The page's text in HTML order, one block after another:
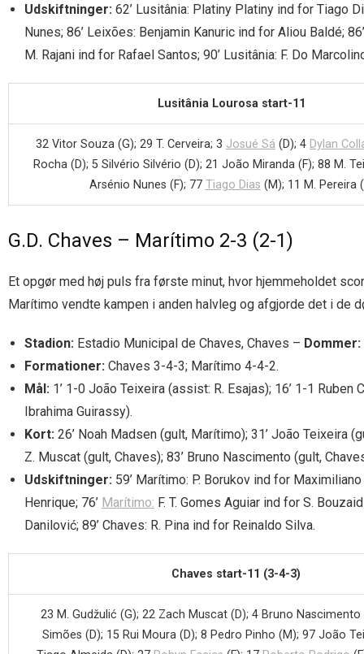
Udskiftninger: 62’ Lusitânia: Platiny Platiny ind for Tiago
Nunes; 86’ Leixões: Benjamin Kanuric ind for Aliou Baldé;
M. Rajani ind for Rafael Santos; 90’ Lusitânia: F. Do
Lusitânia Lourosa start-11
32 Vitor Souza (G); 29 T. Cerveira; 3 Josué Sá (D); 4 Dylan
Rocha (D); 5 Silvério Silvério (D); 21 João Miranda (F); 88 M.
Arsénio Nunes (F); 77 Tiago Dias (M); 11 M. Pereira
G.D. Chaves – Marítimo 2-3 (2-1)
Et opgør med høj puls fra første minut, hvor hjemmeholdet
Marítimo vendte kampen i anden halvleg og afgjorde det i de
Stadion: Estadio Municipal de Chaves, Chaves – Dommer:
Formationer: Chaves 3-4-3; Marítimo 4-4-2.
Mål: 1’ 1-0 João Teixeira (assist: R. Esajas); 16’ 1-1
Ibrahima Guirassy).
Kort: 26’ Noah Madsen (gult, Marítimo); 31’ João Teixeira
Z. Muscat (gult, Chaves); 83’ Bruno Nascimento (gult,
Udskiftninger: 59’ Marítimo: P. Borukov ind for
Henrique; 76’ Marítimo: F. T. Gomes Aguiar ind for S.
Danilović; 89’ Chaves: R. Pina ind for Reinaldo Silva.
Chaves start-11 (3-4-3)
23 M. Gudžulić (G); 22 Zach Muscat (D); 4 Bruno Nascimento
Simões (D); 15 Rui Moura (D); 8 Pedro Pinho (M); 97 João